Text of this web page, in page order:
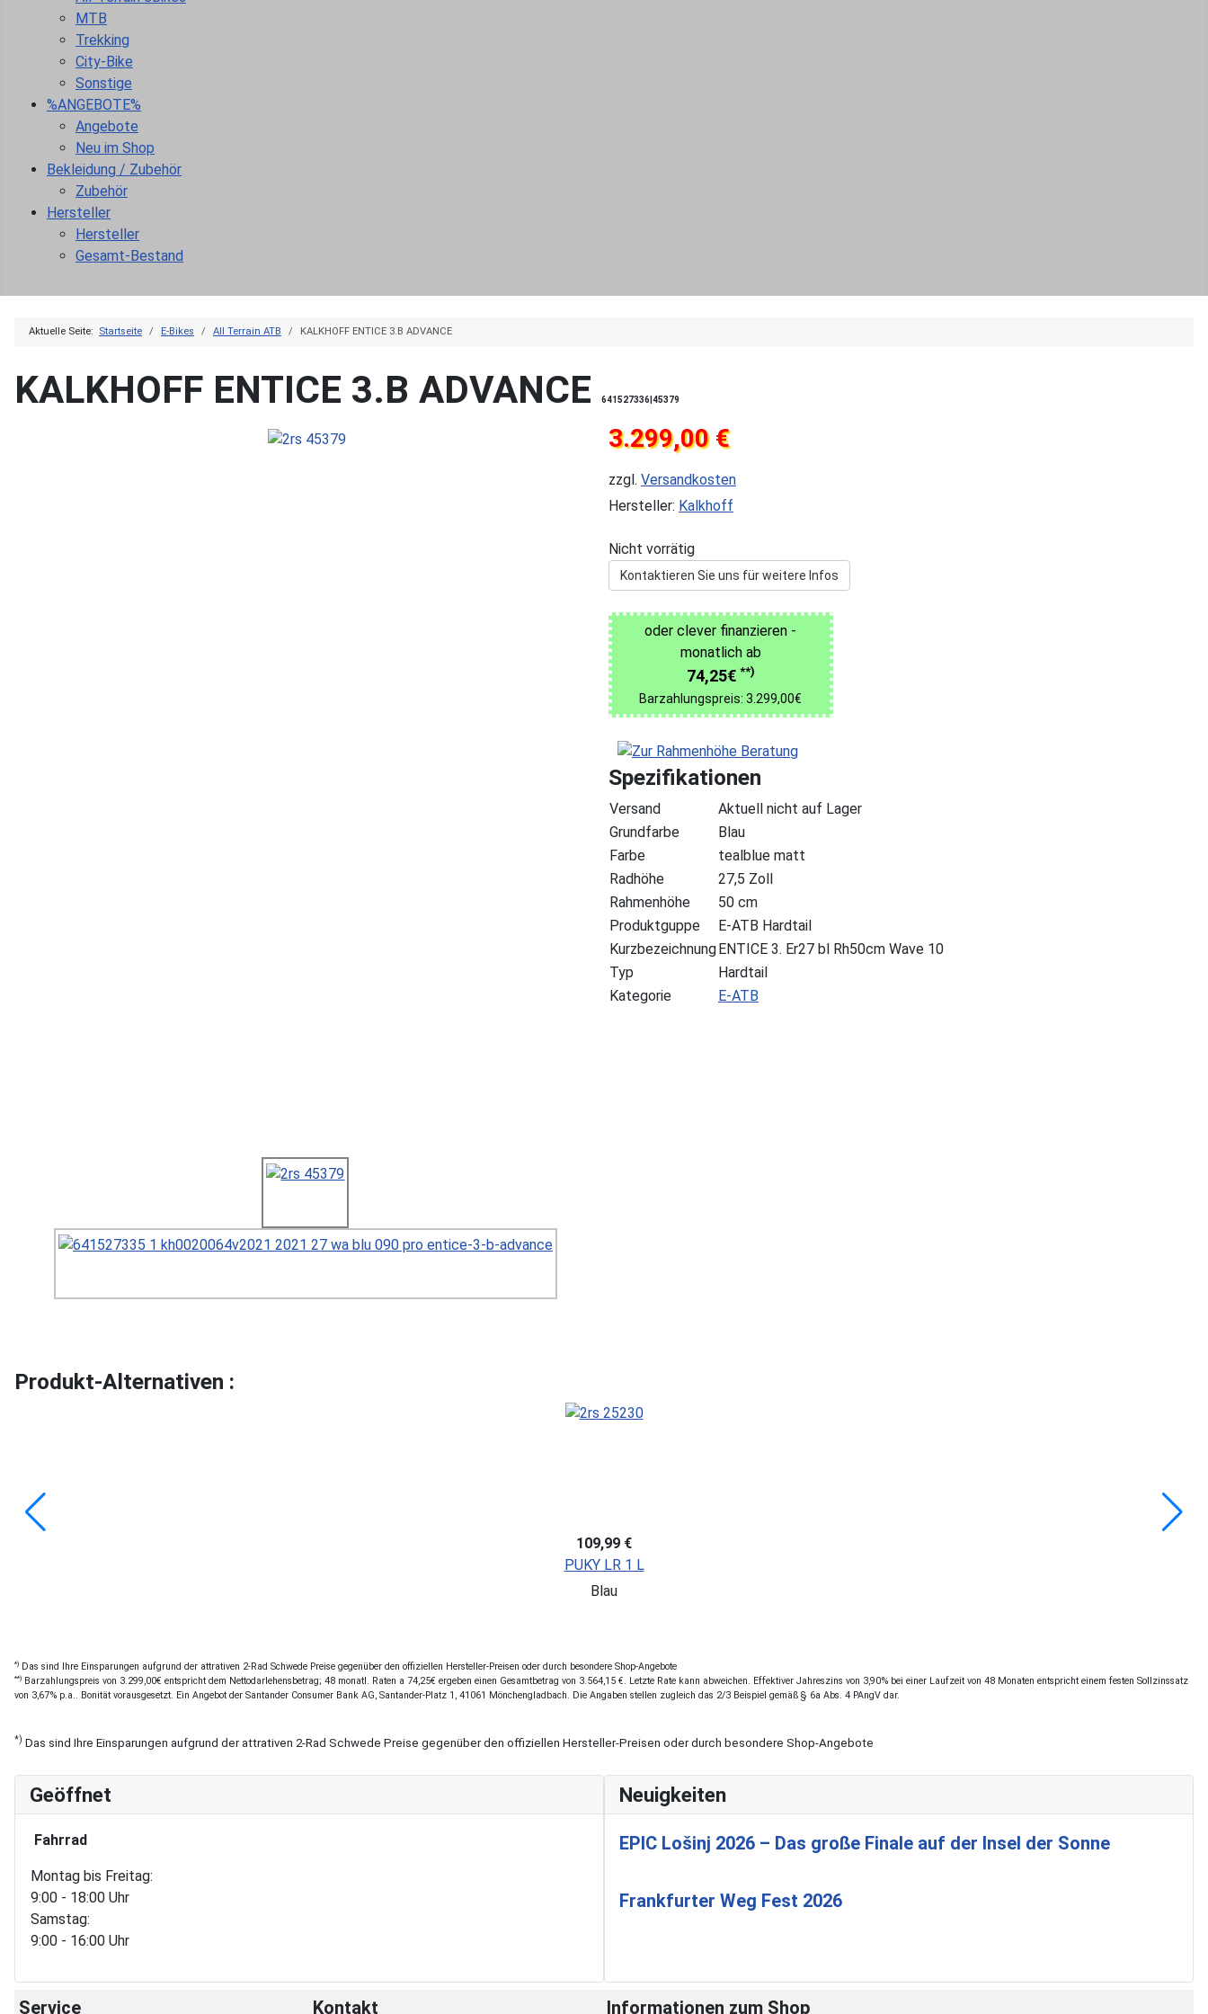
MTB
Trekking
City-Bike
Sonstige
%ANGEBOTE%
Angebote
Neu im Shop
Bekleidung / Zubehör
Zubehör
Hersteller
Hersteller
Gesamt-Bestand
Aktuelle Seite: Startseite E-Bikes All Terrain ATB KALKHOFF ENTICE 3.B ADVANCE
KALKHOFF ENTICE 3.B ADVANCE 641527336|45379
3.299,00 €
zzgl. Versandkosten
Hersteller: Kalkhoff
Nicht vorrätig
Kontaktieren Sie uns für weitere Infos
oder clever finanzieren -
monatlich ab
74,25€ **)
Barzahlungspreis: 3.299,00€
Spezifikationen
Versand
Aktuell nicht auf Lager
Grundfarbe
Blau
Farbe
tealblue matt
Radhöhe
27,5 Zoll
Rahmenhöhe
50 cm
Produktguppe
E-ATB Hardtail
KurzbezeichnungENTICE 3. Er27 bl Rh50cm Wave 10
Typ
Hardtail
Kategorie
E-ATB
Produkt-Alternativen :
109,99 €
PUKY LR 1 L
Blau
*) Das sind Ihre Einsparungen aufgrund der attrativen 2-Rad Schwede Preise gegenüber den offiziellen Hersteller-Preisen oder durch besondere Shop-Angebote
**) Barzahlungspreis von 3.299,00€ entspricht dem Nettodarlehensbetrag; 48 monatl. Raten a 74,25€ ergeben einen Gesamtbetrag von 3.564,15 €. Letzte Rate kann abweichen. Effektiver Jahreszins von 3,90% bei einer Laufzeit von 48 Monaten entspricht einem festen Sollzinssatz
von 3,67% p.a.. Bonität vorausgesetzt. Ein Angebot der Santander Consumer Bank AG, Santander-Platz 1, 41061 Mönchengladbach. Die Angaben stellen zugleich das 2/3 Beispiel gemäß § 6a Abs. 4 PAngV dar.
*) Das sind Ihre Einsparungen aufgrund der attrativen 2-Rad Schwede Preise gegenüber den offiziellen Hersteller-Preisen oder durch besondere Shop-Angebote
Geöffnet
Fahrrad
Montag bis Freitag:
9:00 - 18:00 Uhr
Samstag:
9:00 - 16:00 Uhr
Neuigkeiten
EPIC Lošinj 2026 – Das große Finale auf der Insel der Sonne
Frankfurter Weg Fest 2026
Service Kontakt Informationen zum Shop